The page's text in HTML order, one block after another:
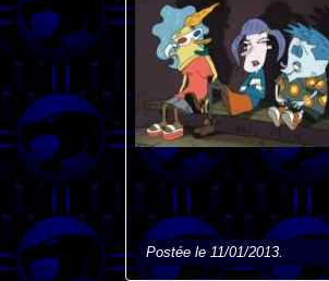
Postée le 11/01/2013.